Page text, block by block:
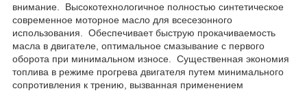
внимание. Высокотехнологичное полностью синтетическое
современное моторное масло для всесезонного
использования. Обеспечивает быструю прокачиваемость
масла в двигателе, оптимальное смазывание с первого
оборота при минимальном износе. Существенная экономия
топлива в режиме прогрева двигателя путем минимального
сопротивления к трению, вызванная применением